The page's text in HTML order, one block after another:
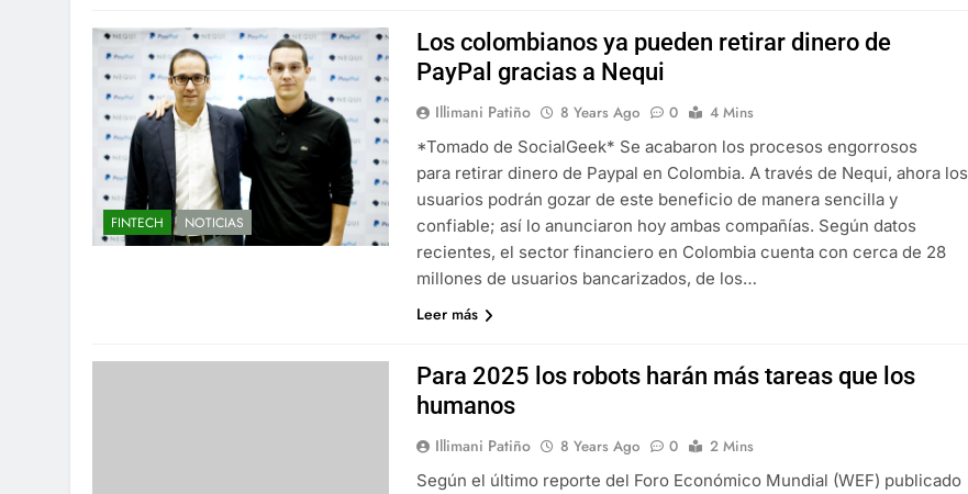
FINTECH NOTICIAS
Los colombianos ya pueden retirar dinero de
PayPal gracias a Nequi
Illimani Patiño 8 Years Ago 0
4 Mins
*Tomado de SocialGeek* Se acabaron los procesos engorrosos
para retirar dinero de Paypal en Colombia. A través de Nequi, ahora los
usuarios podrán gozar de este beneficio de manera sencilla y
confiable; así lo anunciaron hoy ambas compañías. Según datos
recientes, el sector financiero en Colombia cuenta con cerca de 28
millones de usuarios bancarizados, de los…
Leer más
Para 2025 los robots harán más tareas que los
humanos
Illimani Patiño 8 Years Ago 0
2 Mins
Según el último reporte del Foro Económico Mundial (WEF) publicado